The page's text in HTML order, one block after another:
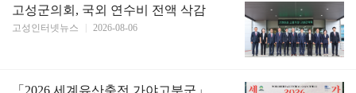
고성군의회, 국외 연수비 전액 삭감
고성인터넷뉴스 2026-08-06
「2026 세계유산축전 가야고분군」